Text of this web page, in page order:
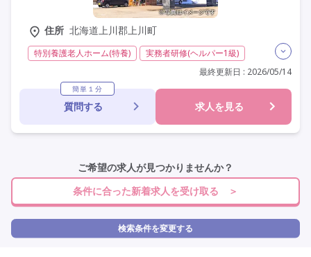
住所 北海道上川郡上川町
特別養護老人ホーム(特養)
実務者研修(ヘルパー1級)
夜勤専従
常勤
社会保険完備
交通費支給 学歴不問
車通勤可
資格取得支援
最終更新日 : 2026/05/14
簡単１分
質問する 求人を見る
ご希望の求人が見つかりませんか？
条件に合った新着求人を受け取る ＞
検索条件を変更する